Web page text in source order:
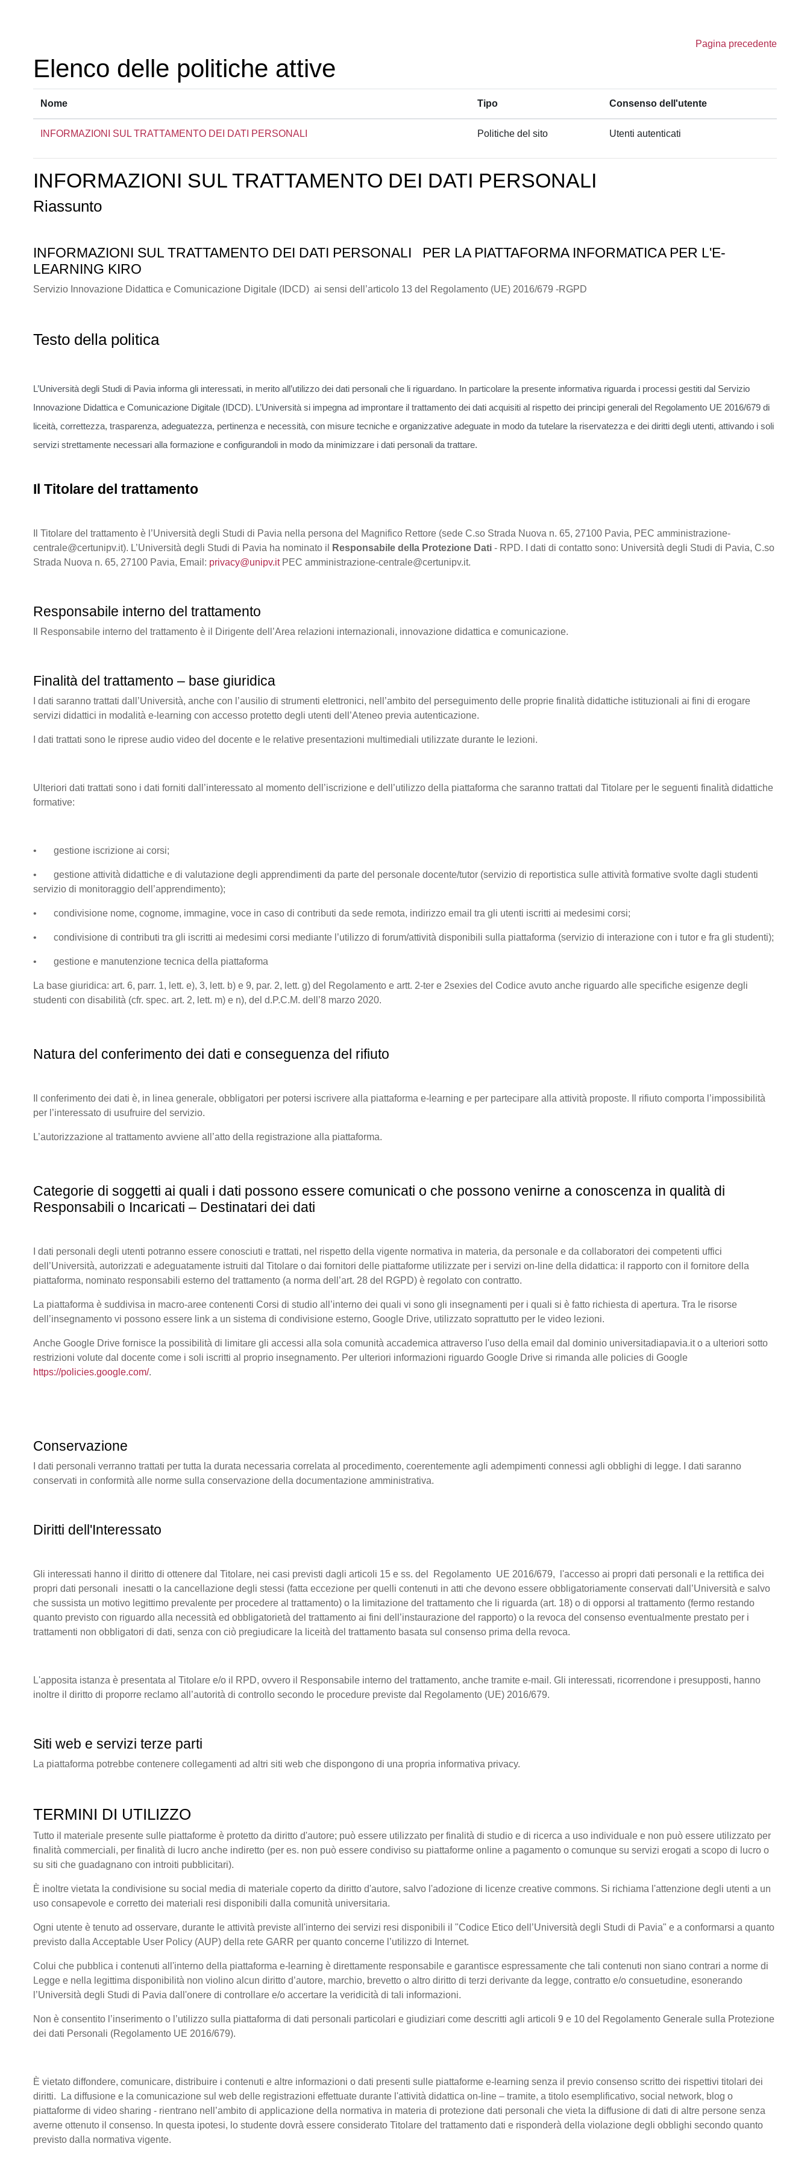
Pagina precedente
Elenco delle politiche attive
Nome Tipo Consenso dell'utente
INFORMAZIONI SUL TRATTAMENTO DEI DATI PERSONALI Politiche del sito Utenti autenticati
INFORMAZIONI SUL TRATTAMENTO DEI DATI PERSONALI
Riassunto
INFORMAZIONI SUL TRATTAMENTO DEI DATI PERSONALI
PER LA PIATTAFORMA INFORMATICA PER L'E-
LEARNING KIRO
Servizio Innovazione Didattica e Comunicazione Digitale (IDCD) ai sensi dell’articolo 13 del Regolamento (UE) 2016/679 -RGPD
Testo della politica
L’Università degli Studi di Pavia informa gli interessati, in merito all’utilizzo dei dati personali che li riguardano. In particolare la presente informativa riguarda i processi gestiti dal Servizio
Innovazione Didattica e Comunicazione Digitale (IDCD). L’Università si impegna ad improntare il trattamento dei dati acquisiti al rispetto dei principi generali del Regolamento UE 2016/679 di
liceità, correttezza, trasparenza, adeguatezza, pertinenza e necessità, con misure tecniche e organizzative adeguate in modo da tutelare la riservatezza e dei diritti degli utenti, attivando i soli
servizi strettamente necessari alla formazione e configurandoli in modo da minimizzare i dati personali da trattare.
Il Titolare del trattamento
Il Titolare del trattamento è l’Università degli Studi di Pavia nella persona del Magnifico Rettore (sede C.so Strada Nuova n. 65, 27100 Pavia, PEC amministrazione-
centrale@certunipv.it). L’Università degli Studi di Pavia ha nominato il
Responsabile della Protezione Dati - RPD. I dati di contatto sono: Università degli Studi di Pavia, C.so
Strada Nuova n. 65, 27100 Pavia, Email: privacy@unipv.itPEC amministrazione-centrale@certunipv.it.
Responsabile interno del trattamento
Il Responsabile interno del trattamento è il Dirigente dell’Area relazioni internazionali, innovazione didattica e comunicazione.
Finalità del trattamento – base giuridica
I dati saranno trattati dall’Università, anche con l’ausilio di strumenti elettronici, nell’ambito del perseguimento delle proprie finalità didattiche istituzionali ai fini di erogare
servizi didattici in modalità e-learning con accesso protetto degli utenti dell’Ateneo previa autenticazione.
I dati trattati sono le riprese audio video del docente e le relative presentazioni multimediali utilizzate durante le lezioni.
Ulteriori dati trattati sono i dati forniti dall’interessato al momento dell’iscrizione e dell’utilizzo della piattaforma che saranno trattati dal Titolare per le seguenti finalità didattiche
formative:
• gestione iscrizione ai corsi;
• gestione attività didattiche e di valutazione degli apprendimenti da parte del personale docente/tutor (servizio di reportistica sulle attività formative svolte dagli studenti
servizio di monitoraggio dell’apprendimento);
• condivisione nome, cognome, immagine, voce in caso di contributi da sede remota, indirizzo email tra gli utenti iscritti ai medesimi corsi;
• condivisione di contributi tra gli iscritti ai medesimi corsi mediante l’utilizzo di forum/attività disponibili sulla piattaforma (servizio di interazione con i tutor e fra gli studenti);
• gestione e manutenzione tecnica della piattaforma
La base giuridica: art. 6, parr. 1, lett. e), 3, lett. b) e 9, par. 2, lett. g) del Regolamento e artt. 2-ter e 2sexies del Codice avuto anche riguardo alle specifiche esigenze degli
studenti con disabilità (cfr. spec. art. 2, lett. m) e n), del d.P.C.M. dell’8 marzo 2020.
Natura del conferimento dei dati e conseguenza del rifiuto
Il conferimento dei dati è, in linea generale, obbligatori per potersi iscrivere alla piattaforma e-learning e per partecipare alla attività proposte. Il rifiuto comporta l’impossibilità
per l’interessato di usufruire del servizio.
L’autorizzazione al trattamento avviene all’atto della registrazione alla piattaforma.
Categorie di soggetti ai quali i dati possono essere comunicati o che possono venirne a conoscenza in qualità di
Responsabili o Incaricati – Destinatari dei dati
I dati personali degli utenti potranno essere conosciuti e trattati, nel rispetto della vigente normativa in materia, da personale e da collaboratori dei competenti uffici
dell’Università, autorizzati e adeguatamente istruiti dal Titolare o dai fornitori delle piattaforme utilizzate per i servizi on-line della didattica: il rapporto con il fornitore della
piattaforma, nominato responsabili esterno del trattamento (a norma dell’art. 28 del RGPD) è regolato con contratto.
La piattaforma è suddivisa in macro-aree contenenti Corsi di studio all’interno dei quali vi sono gli insegnamenti per i quali si è fatto richiesta di apertura. Tra le risorse
dell’insegnamento vi possono essere link a un sistema di condivisione esterno, Google Drive, utilizzato soprattutto per le video lezioni.
Anche Google Drive fornisce la possibilità di limitare gli accessi alla sola comunità accademica attraverso l'uso della email dal dominio universitadiapavia.it o a ulteriori sotto
restrizioni volute dal docente come i soli iscritti al proprio insegnamento. Per ulteriori informazioni riguardo Google Drive si rimanda alle policies di Google
https://policies.google.com/.
Conservazione
I dati personali verranno trattati per tutta la durata necessaria correlata al procedimento, coerentemente agli adempimenti connessi agli obblighi di legge. I dati saranno
conservati in conformità alle norme sulla conservazione della documentazione amministrativa.
Diritti dell'Interessato
Gli interessati hanno il diritto di ottenere dal Titolare, nei casi previsti dagli articoli 15 e ss. del Regolamento UE 2016/679, l'accesso ai propri dati personali e la rettifica dei
propri dati personali inesatti o la cancellazione degli stessi (fatta eccezione per quelli contenuti in atti che devono essere obbligatoriamente conservati dall’Università e salvo
che sussista un motivo legittimo prevalente per procedere al trattamento) o la limitazione del trattamento che li riguarda (art. 18) o di opporsi al trattamento (fermo restando
quanto previsto con riguardo alla necessità ed obbligatorietà del trattamento ai fini dell’instaurazione del rapporto) o la revoca del consenso eventualmente prestato per i
trattamenti non obbligatori di dati, senza con ciò pregiudicare la liceità del trattamento basata sul consenso prima della revoca.
L'apposita istanza è presentata al Titolare e/o il RPD, ovvero il Responsabile interno del trattamento, anche tramite e-mail. Gli interessati, ricorrendone i presupposti, hanno
inoltre il diritto di proporre reclamo all’autorità di controllo secondo le procedure previste dal Regolamento (UE) 2016/679.
Siti web e servizi terze parti
La piattaforma potrebbe contenere collegamenti ad altri siti web che dispongono di una propria informativa privacy.
TERMINI DI UTILIZZO
Tutto il materiale presente sulle piattaforme è protetto da diritto d'autore; può essere utilizzato per finalità di studio e di ricerca a uso individuale e non può essere utilizzato per
finalità commerciali, per finalità di lucro anche indiretto (per es. non può essere condiviso su piattaforme online a pagamento o comunque su servizi erogati a scopo di lucro o
su siti che guadagnano con introiti pubblicitari).
È inoltre vietata la condivisione su social media di materiale coperto da diritto d'autore, salvo l'adozione di licenze creative commons. Si richiama l'attenzione degli utenti a un
uso consapevole e corretto dei materiali resi disponibili dalla comunità universitaria.
Ogni utente è tenuto ad osservare, durante le attività previste all'interno dei servizi resi disponibili il "Codice Etico dell’Università degli Studi di Pavia" e a conformarsi a quanto
previsto dalla Acceptable User Policy (AUP) della rete GARR per quanto concerne l’utilizzo di Internet.
Colui che pubblica i contenuti all'interno della piattaforma e-learning è direttamente responsabile e garantisce espressamente che tali contenuti non siano contrari a norme di
Legge e nella legittima disponibilità non violino alcun diritto d’autore, marchio, brevetto o altro diritto di terzi derivante da legge, contratto e/o consuetudine, esonerando
l’Università degli Studi di Pavia dall'onere di controllare e/o accertare la veridicità di tali informazioni.
Non è consentito l’inserimento o l’utilizzo sulla piattaforma di dati personali particolari e giudiziari come descritti agli articoli 9 e 10 del Regolamento Generale sulla Protezione
dei dati Personali (Regolamento UE 2016/679).
È vietato diffondere, comunicare, distribuire i contenuti e altre informazioni o dati presenti sulle piattaforme e-learning senza il previo consenso scritto dei rispettivi titolari dei
diritti. La diffusione e la comunicazione sul web delle registrazioni effettuate durante l'attività didattica on-line – tramite, a titolo esemplificativo, social network, blog o
piattaforme di video sharing - rientrano nell’ambito di applicazione della normativa in materia di protezione dati personali che vieta la diffusione di dati di altre persone senza
averne ottenuto il consenso. In questa ipotesi, lo studente dovrà essere considerato Titolare del trattamento dati e risponderà della violazione degli obblighi secondo quanto
previsto dalla normativa vigente.